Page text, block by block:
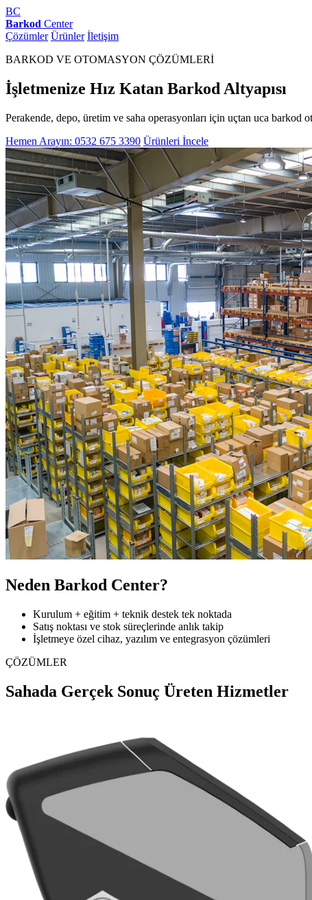
BC
Barkod Center
Çözümler Ürünler İletişim
BARKOD VE OTOMASYON ÇÖZÜMLERİ
İşletmenize Hız Katan Barkod Altyapısı
Perakende, depo, üretim ve saha operasyonları için uçtan uca
Hemen Arayın: 0532 675 3390 Ürünleri İncele
Neden Barkod Center?
Kurulum + eğitim + teknik destek tek noktada
Satış noktası ve stok süreçlerinde anlık takip
İşletmeye özel cihaz, yazılım ve entegrasyon çözümleri
ÇÖZÜMLER
Sahada Gerçek Sonuç Üreten Hizmetler